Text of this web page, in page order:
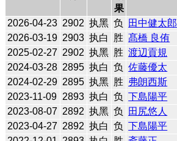
果
2026-04-23 2902 执黑 负 田中健太郎
2026-03-19 2903 执白 胜 髙橋 良侑
2025-02-27 2902 执黑 胜 渡辺貢規
2024-03-28 2895 执白 负 佐藤優太
2024-02-29 2895 执黑 胜 弗朗西斯
2023-11-09 2893 执白 负 下島陽平
2023-08-07 2892 执黑 负 田尻悠人
2023-04-27 2892 执白 负 下島陽平